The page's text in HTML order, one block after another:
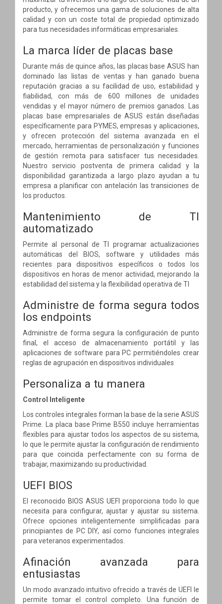
producto, y ofrecemos una gama de soluciones de alta
calidad y con un coste total de propiedad optimizado
para tus necesidades informáticas empresariales.
La marca líder de placas base
Durante más de quince años, las placas base ASUS han
dominado las listas de ventas y han ganado buena
reputación gracias a su facilidad de uso, estabilidad y
fiabilidad, con más de 600 millones de unidades
vendidas y el mayor número de premios ganados. Las
placas base empresariales de ASUS están diseñadas
específicamente para PYMES, empresas y aplicaciones,
y ofrecen protección del sistema avanzada en el
mercado, herramientas de personalización y funciones
de gestión remota para satisfacer tus necesidades.
Nuestro servicio postventa de primera calidad y la
disponibilidad garantizada a largo plazo ayudan a tu
empresa a planificar con antelación las transiciones de
los productos.
Mantenimiento de TI
automatizado
Permite al personal de TI programar actualizaciones
automáticas del BIOS, software y utilidades más
recientes para dispositivos específicos o todos los
dispositivos en horas de menor actividad, mejorando la
estabilidad del sistema y la flexibilidad operativa de TI
Administre de forma segura todos
los endpoints
Administre de forma segura la configuración de punto
final, el acceso de almacenamiento portátil y las
aplicaciones de software para PC permitiéndoles crear
reglas de agrupación en dispositivos individuales
Personaliza a tu manera
Control Inteligente
Los controles integrales forman la base de la serie ASUS
Prime. La placa base Prime B550 incluye herramientas
flexibles para ajustar todos los aspectos de su sistema,
lo que le permite ajustar la configuración de rendimiento
para que coincida perfectamente con su forma de
trabajar, maximizando su productividad.
UEFI BIOS
El reconocido BIOS ASUS UEFI proporciona todo lo que
necesita para configurar, ajustar y ajustar su sistema.
Ofrece opciones inteligentemente simplificadas para
principiantes de PC DIY, así como funciones integrales
para veteranos experimentados.
Afinación avanzada para
entusiastas
Un modo avanzado intuitivo ofrecido a través de UEFI le
permite tomar el control completo. Una función de